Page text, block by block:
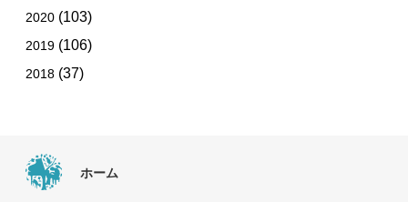
2020 (103)
2019 (106)
2018 (37)
ホーム